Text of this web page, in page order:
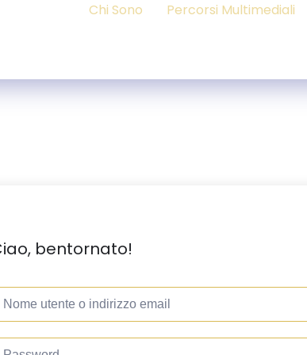
Chi Sono Percorsi Multimediali
bentornato!